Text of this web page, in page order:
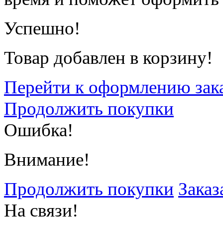
Успешно!
Товар добавлен в корзину!
Перейти к оформлению
Продолжить покупки
Ошибка!
Внимание!
Продолжить покупки
На связи!